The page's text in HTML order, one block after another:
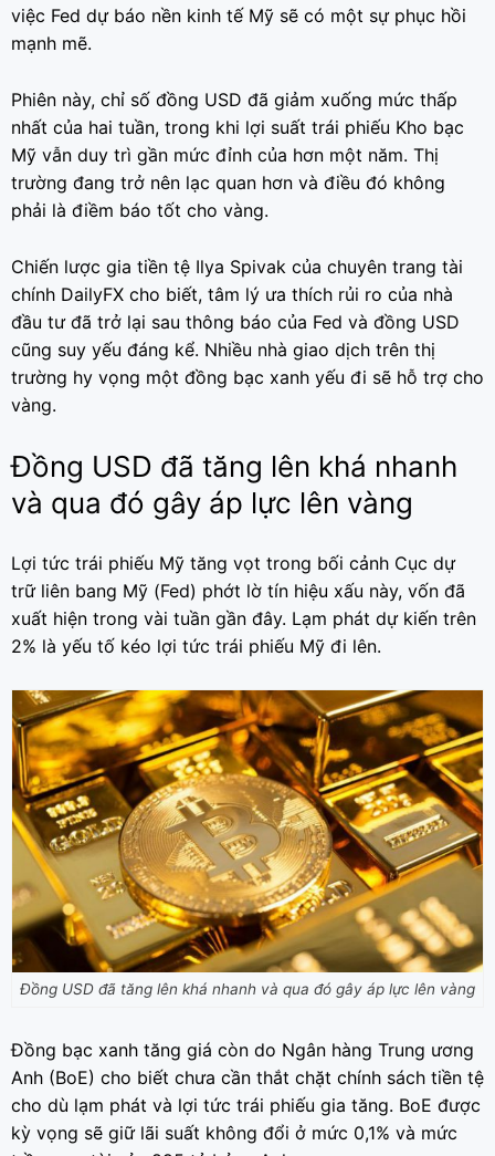
việc Fed dự báo nền kinh tế Mỹ sẽ có một sự phục hồi
mạnh mẽ.
Phiên này, chỉ số đồng USD đã giảm xuống mức thấp
nhất của hai tuần, trong khi lợi suất trái phiếu Kho bạc
Mỹ vẫn duy trì gần mức đỉnh của hơn một năm. Thị
trường đang trở nên lạc quan hơn và điều đó không
phải là điềm báo tốt cho vàng.
Chiến lược gia tiền tệ Ilya Spivak của chuyên trang tài
chính DailyFX cho biết, tâm lý ưa thích rủi ro của nhà
đầu tư đã trở lại sau thông báo của Fed và đồng USD
cũng suy yếu đáng kể. Nhiều nhà giao dịch trên thị
trường hy vọng một đồng bạc xanh yếu đi sẽ hỗ trợ cho
vàng.
Đồng USD đã tăng lên khá nhanh
và qua đó gây áp lực lên vàng
Lợi tức trái phiếu Mỹ tăng vọt trong bối cảnh Cục dự
trữ liên bang Mỹ (Fed) phớt lờ tín hiệu xấu này, vốn đã
xuất hiện trong vài tuần gần đây. Lạm phát dự kiến trên
2% là yếu tố kéo lợi tức trái phiếu Mỹ đi lên.
Đồng USD đã tăng lên khá nhanh và qua đó gây áp lực lên vàng
Đồng bạc xanh tăng giá còn do Ngân hàng Trung ương
Anh (BoE) cho biết chưa cần thắt chặt chính sách tiền tệ
cho dù lạm phát và lợi tức trái phiếu gia tăng. BoE được
kỳ vọng sẽ giữ lãi suất không đổi ở mức 0,1% và mức